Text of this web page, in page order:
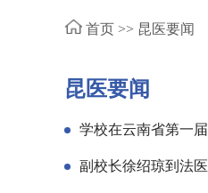
首页 >> 昆医要闻
昆医要闻
学校在云南省第一
副校长徐绍琼到法